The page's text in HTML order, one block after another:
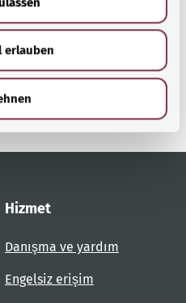
erlauben
gesund.bund.de
bir hizmetidir.
Hizmet
Danışma ve yardım
Engelsiz erişim